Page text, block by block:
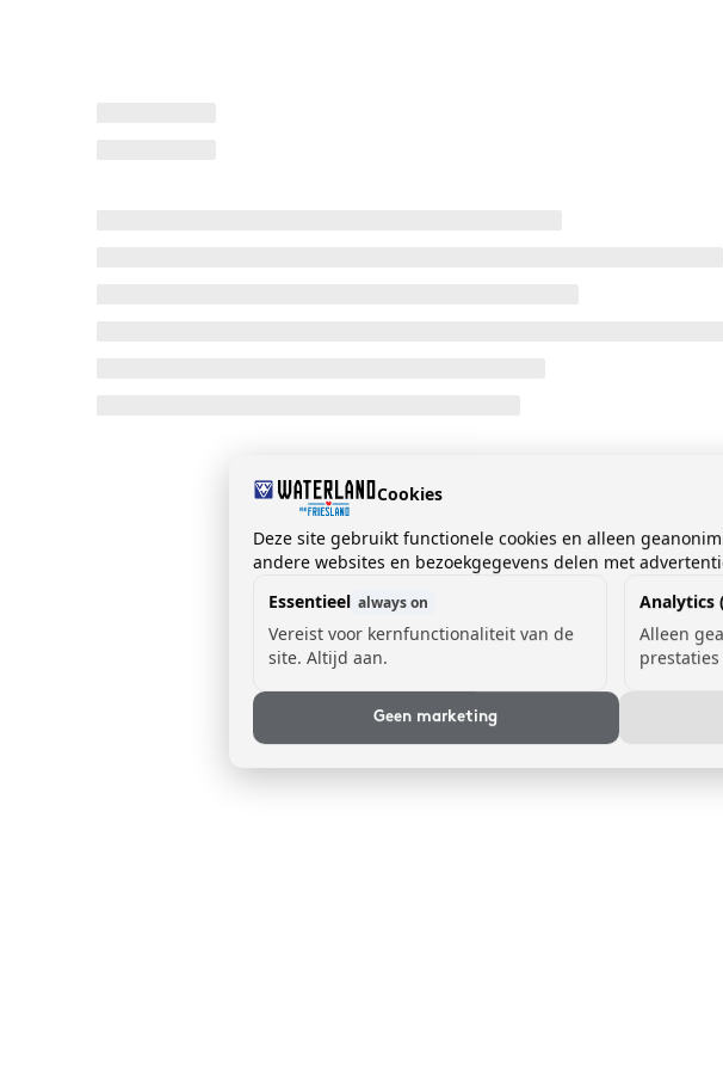
Cookies
Deze site gebruikt functionele cookies en alleen
andere websites en bezoekgegevens delen met
Essentieel always on
Vereist voor kernfunctionaliteit van de
site. Altijd aan.
Analytics
Alleen
Geen marketing